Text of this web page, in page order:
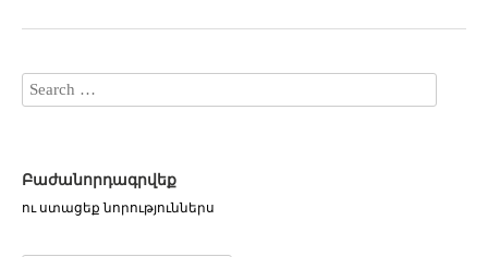
Բաժանորդագրվեք
ու ստացեք նորություններս